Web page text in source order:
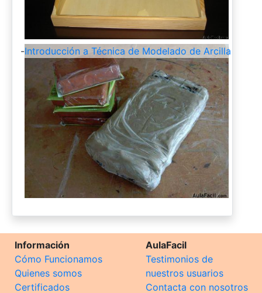
-Introducción a Técnica de Modelado de Arcilla
Información
Cómo Funcionamos
Quienes somos
Certificados
AulaFacil
Testimonios de
nuestros usuarios
Contacta con nosotros